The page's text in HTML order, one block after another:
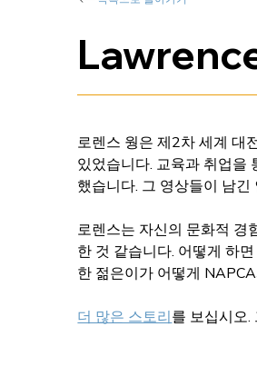
로렌스 웡은 제2차 세계 대
있었습니다. 교육과 취업을
했습니다. 그 영상들이 남
로렌스는 자신의 문화적 경
한 것 같습니다. 어떻게 하
한 젊은이가 어떻게
더 많은 스토리를 보십시오.